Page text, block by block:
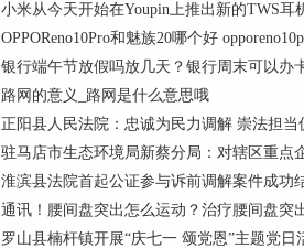
小米从今天开始在Youpin上推出新的TWS耳
OPPOReno10Pro和魅族20哪个好
银行端午节放假吗放几天？银行周末可以办
路网的意义_路网是什么意思哦
正阳县人民法院：忠诚为民力调解 崇法担当
驻马店市生态环境局新蔡分局：对辖区重点
淮滨县法院首起公证参与诉前调解案件成功
通讯！腰间盘突出怎么运动？治疗腰间盘突
罗山县楠杆镇开展“庆七一 颂党恩”主题党日